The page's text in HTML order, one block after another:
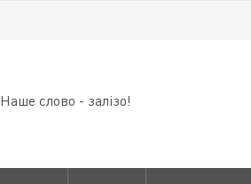
Наше слово - залізо!